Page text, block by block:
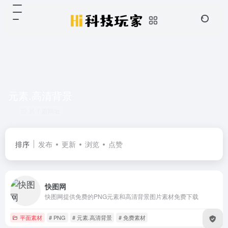
排序 发布 更新 浏览 点赞
快图网
快图网提供免费的PNG元素和高清背景图片素材免费下载
平面素材 # PNG # 元素.高清背景 # 免费素材